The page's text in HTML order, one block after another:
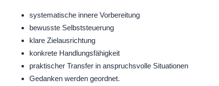
systematische innere Vorbereitung
bewusste Selbststeuerung
klare Zielausrichtung
konkrete Handlungsfähigkeit
praktischer Transfer in anspruchsvolle Situationen
Gedanken werden geordnet.